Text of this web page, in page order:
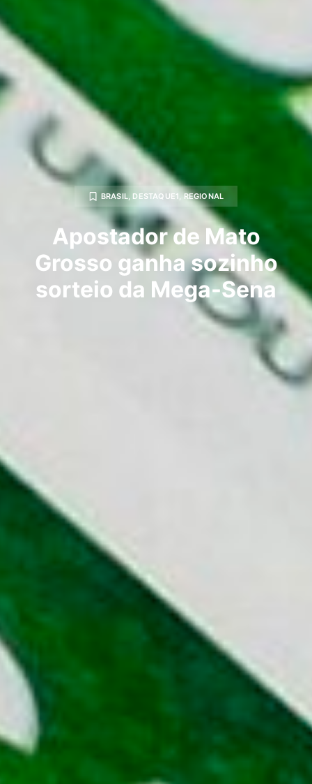
BRASIL, DESTAQUE1,REGIONAL
Apostador de Mato
Grosso ganha sozinho
sorteio da Mega-Sena